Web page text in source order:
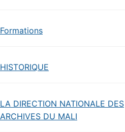
Formations
HISTORIQUE
LA DIRECTION NATIONALE DES
ARCHIVES DU MALI